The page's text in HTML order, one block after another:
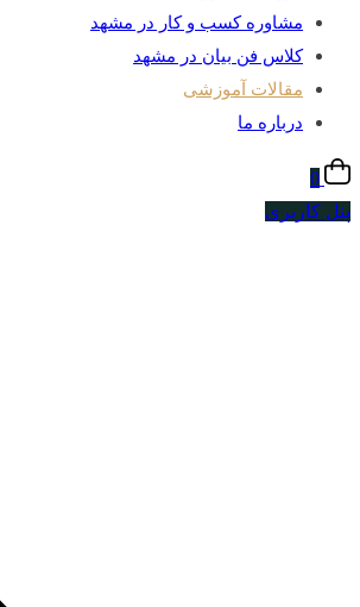
مشاوره کسب و کار در مشهد
کلاس فن بیان در مشهد
مقالات آموزشی
درباره ما
0
پنل کاربری